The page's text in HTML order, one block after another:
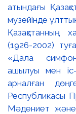
атындағы
музейінде
Қазақстанның
(1926-2002)
«Дала
ашылуы мен
арналған
Республикасы
Мәдениет және